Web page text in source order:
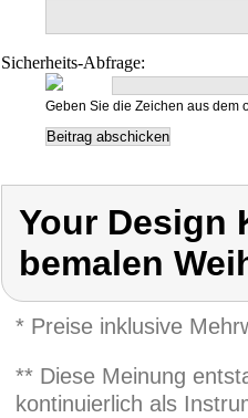
Sicherheits-Abfrage:
Geben Sie die Zeichen aus dem
Your Design
bemalen
* Preise inklusive
** Diese Meinung
kontinuierlich als